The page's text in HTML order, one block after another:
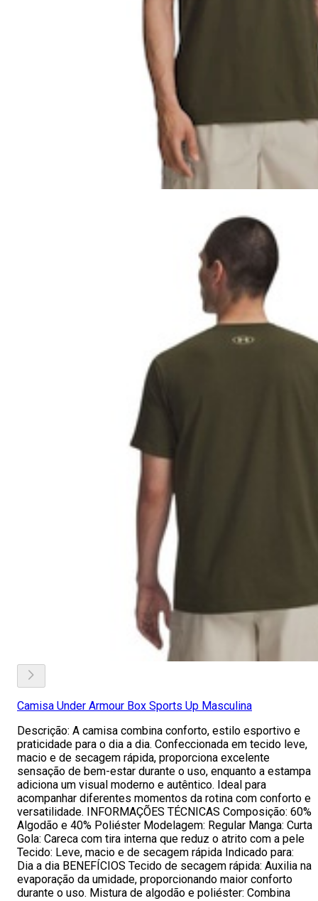
Camisa Under Armour Box Sports Up Masculina
Descrição: A camisa combina conforto, estilo esportivo e
praticidade para o dia a dia. Confeccionada em tecido leve,
macio e de secagem rápida, proporciona excelente
sensação de bem-estar durante o uso, enquanto a estampa
adiciona um visual moderno e autêntico. Ideal para
acompanhar diferentes momentos da rotina com conforto e
versatilidade. INFORMAÇÕES TÉCNICAS Composição: 60%
Algodão e 40% Poliéster Modelagem: Regular Manga: Curta
Gola: Careca com tira interna que reduz o atrito com a pele
Tecido: Leve, macio e de secagem rápida Indicado para:
Dia a dia BENEFÍCIOS Tecido de secagem rápida: Auxilia na
evaporação da umidade, proporcionando maior conforto
durante o uso. Mistura de algodão e poliéster: Combina